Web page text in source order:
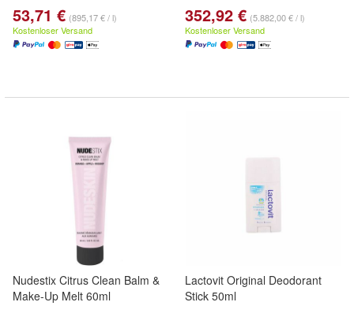
53,71 € (895,17 € / l)
Kostenloser Versand
352,92 € (5.882,00 € / l)
Kostenloser Versand
Nudestix Citrus Clean Balm &
Make-Up Melt 60ml
Lactovit Original Deodorant
Stick 50ml